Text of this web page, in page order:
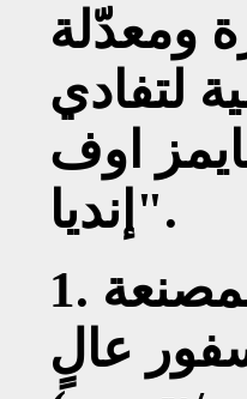
ومعدّلة
لتفادي
اوف
إنديا".
عالٍ